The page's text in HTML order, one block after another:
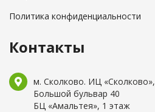
Политика конфиденциальности
Контакты
м. Сколково. ИЦ «Сколково»,
Большой бульвар 40
БЦ «Амальтея», 1 этаж